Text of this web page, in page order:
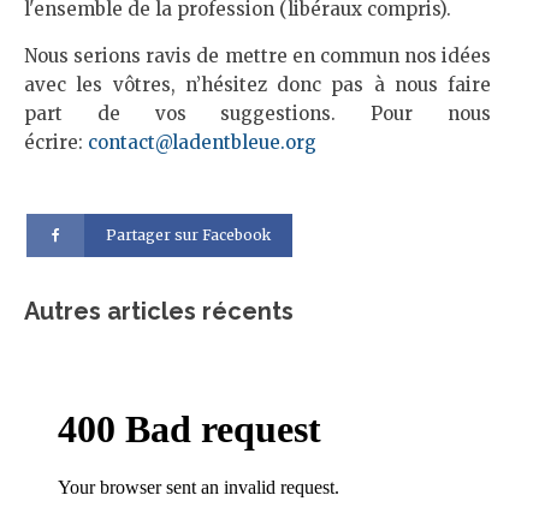
l'ensemble de la profession (libéraux compris).
Nous serions ravis de mettre en commun nos idées
avec les vôtres, n’hésitez donc pas à nous faire
part de vos suggestions. Pour nous
écrire: contact@ladentbleue.org
Partager sur Facebook
Autres articles récents